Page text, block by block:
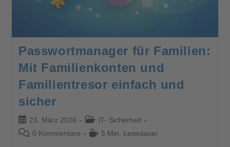
Passwortmanager für Familien:
Mit Familienkonten und
Familientresor einfach und
sicher
23. März 2026
IT- Sicherheit
0 Kommentare
5 Min. Lesedauer